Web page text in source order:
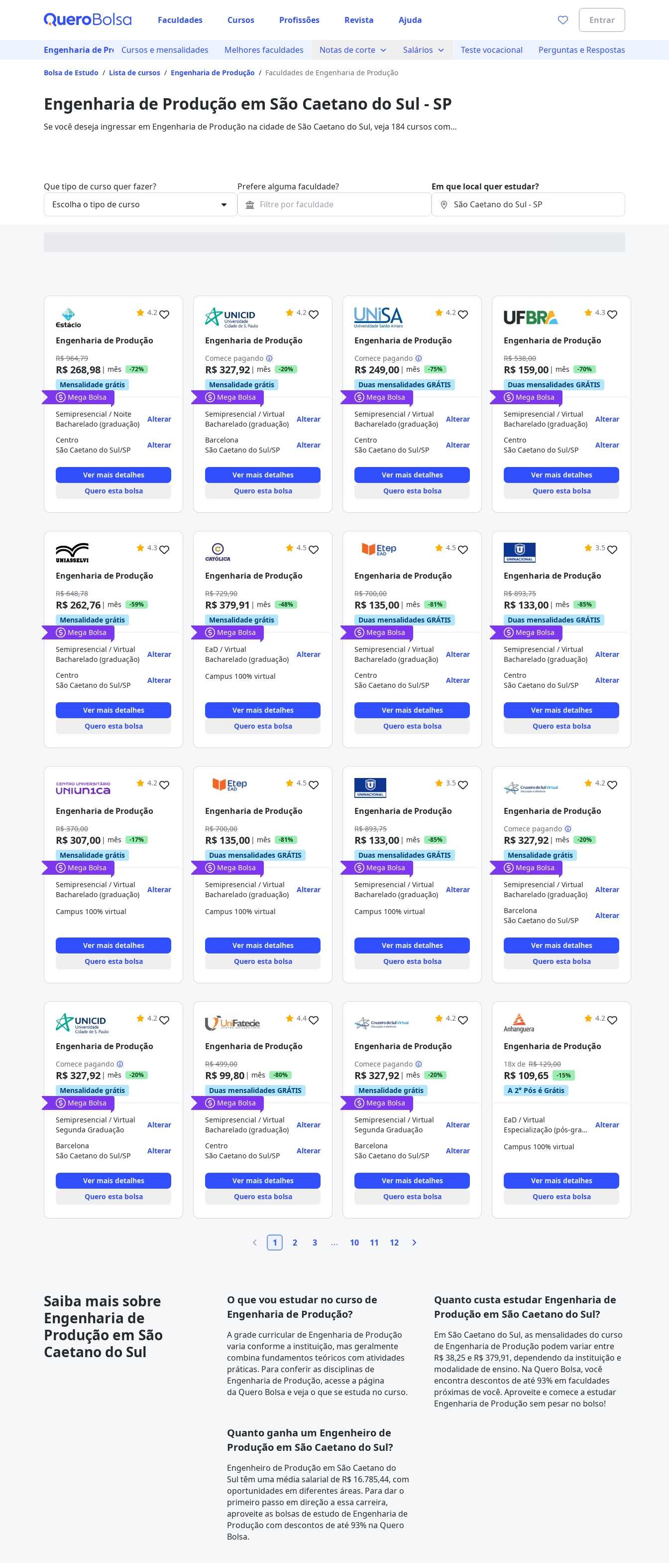
Faculdades Cursos Profissões Revista Ajuda Entrar
Engenharia de ProduçãoCursos e mensalidades Melhores faculdades Notas de corte Salários Teste vocacional Perguntas e Respostas
Bolsa de Estudo / Lista de cursos / Engenharia de Produção / Faculdades de Engenharia de Produção
Engenharia de Produção em São Caetano do Sul - SP
Se você deseja ingressar em Engenharia de Produção na cidade de São Caetano do Sul, veja 184 cursos com
Que tipo de curso quer fazer? Prefere alguma faculdade? Em que local quer estudar?
4.2
Engenharia de Produção
R$ 964,79
R$ 268,98 | mês -72%
Mensalidade grátis
Mega Bolsa
Semipresencial / Noite
Bacharelado (graduação)
Alterar
Centro
São Caetano do Sul/SP
Alterar
Ver mais detalhes
Quero esta bolsa
4.2
Engenharia de Produção
Comece pagando
R$ 327,92 | mês -20%
Mensalidade grátis
Mega Bolsa
Semipresencial / Virtual
Bacharelado (graduação)
Alterar
Barcelona
São Caetano do Sul/SP
Alterar
Ver mais detalhes
Quero esta bolsa
4.2
Engenharia de Produção
Comece pagando
R$ 249,00 | mês -75%
Duas mensalidades GRÁTIS
Mega Bolsa
Semipresencial / Virtual
Bacharelado (graduação)
Alterar
Centro
São Caetano do Sul/SP
Alterar
Ver mais detalhes
Quero esta bolsa
4.3
Engenharia de Produção
R$ 538,00
R$ 159,00 | mês -70%
Duas mensalidades GRÁTIS
Mega Bolsa
Semipresencial / Virtual
Bacharelado (graduação)
Alterar
Centro
São Caetano do Sul/SP
Alterar
Ver mais detalhes
Quero esta bolsa
4.3
Engenharia de Produção
R$ 648,78
R$ 262,76 | mês -59%
Mensalidade grátis
Mega Bolsa
Semipresencial / Virtual
Bacharelado (graduação)
Alterar
Centro
São Caetano do Sul/SP
Alterar
Ver mais detalhes
Quero esta bolsa
4.5
Engenharia de Produção
R$ 729,90
R$ 379,91 | mês -48%
Mensalidade grátis
Mega Bolsa
EaD / Virtual
Bacharelado (graduação)
Alterar
Campus 100% virtual
Ver mais detalhes
Quero esta bolsa
4.5
Engenharia de Produção
R$ 700,00
R$ 135,00 | mês -81%
Duas mensalidades GRÁTIS
Mega Bolsa
Semipresencial / Virtual
Bacharelado (graduação)
Alterar
Centro
São Caetano do Sul/SP
Alterar
Ver mais detalhes
Quero esta bolsa
3.5
Engenharia de Produção
R$ 893,75
R$ 133,00 | mês -85%
Duas mensalidades GRÁTIS
Mega Bolsa
Semipresencial / Virtual
Bacharelado (graduação)
Alterar
Centro
São Caetano do Sul/SP
Alterar
Ver mais detalhes
Quero esta bolsa
4.2
Engenharia de Produção
R$ 370,00
R$ 307,00 | mês -17%
Mensalidade grátis
Mega Bolsa
Semipresencial / Virtual
Bacharelado (graduação)
Alterar
Campus 100% virtual
Ver mais detalhes
Quero esta bolsa
4.5
Engenharia de Produção
R$ 700,00
R$ 135,00 | mês -81%
Duas mensalidades GRÁTIS
Mega Bolsa
Semipresencial / Virtual
Bacharelado (graduação)
Alterar
Campus 100% virtual
Ver mais detalhes
Quero esta bolsa
3.5
Engenharia de Produção
R$ 893,75
R$ 133,00 | mês -85%
Duas mensalidades GRÁTIS
Mega Bolsa
Semipresencial / Virtual
Bacharelado (graduação)
Alterar
Campus 100% virtual
Ver mais detalhes
Quero esta bolsa
4.2
Engenharia de Produção
Comece pagando
R$ 327,92 | mês -20%
Mensalidade grátis
Mega Bolsa
Semipresencial / Virtual
Bacharelado (graduação)
Alterar
Barcelona
São Caetano do Sul/SP
Alterar
Ver mais detalhes
Quero esta bolsa
4.2
Engenharia de Produção
Comece pagando
R$ 327,92 | mês -20%
Mensalidade grátis
Mega Bolsa
Semipresencial / Virtual
Segunda Graduação
Alterar
Barcelona
São Caetano do Sul/SP
Alterar
Ver mais detalhes
Quero esta bolsa
4.4
Engenharia de Produção
R$ 499,00
R$ 99,80 | mês -80%
Duas mensalidades GRÁTIS
Mega Bolsa
Semipresencial / Virtual
Bacharelado (graduação)
Alterar
Centro
São Caetano do Sul/SP
Alterar
Ver mais detalhes
Quero esta bolsa
4.2
Engenharia de Produção
Comece pagando
R$ 327,92 | mês -20%
Mensalidade grátis
Mega Bolsa
Semipresencial / Virtual
Segunda Graduação
Alterar
Barcelona
São Caetano do Sul/SP
Alterar
Ver mais detalhes
Quero esta bolsa
4.2
Engenharia de Produção
18x de R$ 129,00
R$ 109,65 -15%
A 2° Pós é Grátis
EaD / Virtual
Especialização (pós-graduação)
Alterar
Campus 100% virtual
Ver mais detalhes
Quero esta bolsa
1 2 3 10 11 12
Saiba mais sobre
Engenharia de
Produção em São
Caetano do Sul
O que vou estudar no curso de
Engenharia de Produção?
A grade curricularde Engenharia de Produção
varia conforme a instituição, mas geralmente
combina fundamentos teóricos com atividades
práticas. Para conferir as disciplinas de
Engenharia de Produção, acesse a página
da Quero Bolsa e veja o que se estuda no curso.
Quanto custa estudar Engenharia de
Produção em São Caetano do Sul?
Em São Caetano do Sul, as mensalidades do curso
de Engenharia de Produção podem variar entre
R$ 38,25 e R$ 379,91, dependendo da instituição e
modalidade de ensino. Na Quero Bolsa, você
encontra descontos de até 93% em faculdades
próximas de você. Aproveite e comece a estudar
Engenharia de Produção sem pesar no bolso!
Quanto ganha um Engenheiro de
Produção em São Caetano do Sul?
Engenheiro de Produção em São Caetano do
Sul têm uma média salarial de R$ 16.785,44, com
oportunidades em diferentes áreas. Para dar o
primeiro passo em direção a essa carreira,
aproveite as bolsas de estudo de Engenharia de
Produção com descontos de até 93% na Quero
Bolsa.